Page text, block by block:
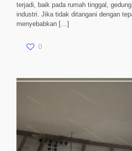
terjadi, baik pada rumah tinggal,
industri. Jika tidak ditangani dengan
menyebabkan […]
0